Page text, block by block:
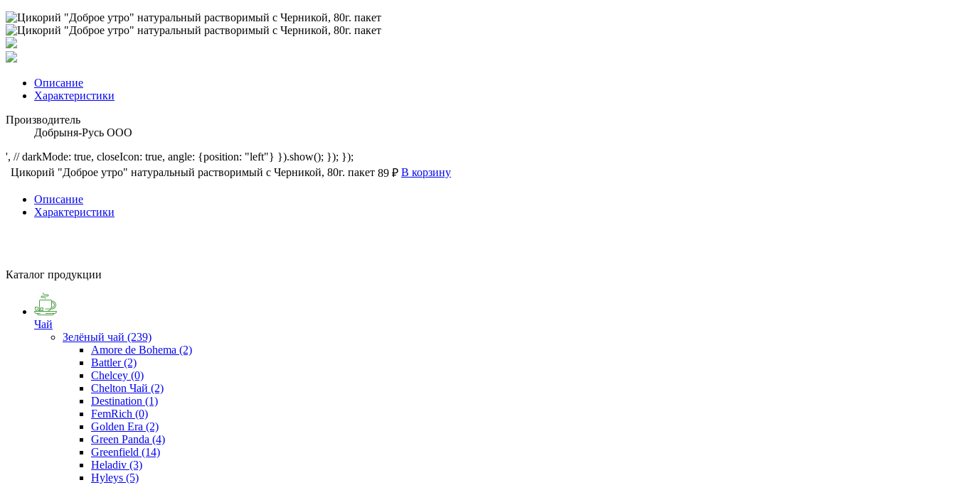
Описание
Характеристики
Производитель
Добрыня-Русь ООО
', // darkMode: true, closeIcon: true, angle: {position: "left"} }).show(); }); });
Цикорий "Доброе утро" натуральный растворимый с Черникой, 80г. пакет 89 ₽ В корзину
Описание
Характеристики
Каталог продукции
Чай
Зелёный чай (239)
Amore de Bohema (2)
Battler(2)
Chelcey (0)
Chelton Чай (2)
Destination (1)
FemRich (0)
Golden Era (2)
Green Panda (4)
Greenfield (14)
Heladiv (3)
Hyleys (5)